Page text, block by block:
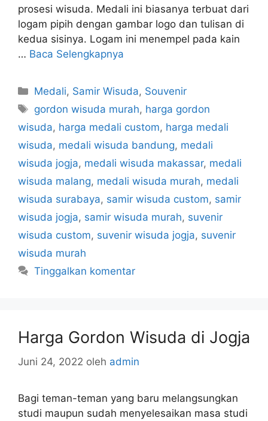
prosesi wisuda. Medali ini biasanya terbuat dari
logam pipih dengan gambar logo dan tulisan di
kedua sisinya. Logam ini menempel pada kain
… Baca Selengkapnya
Kategori
Medali, Samir Wisuda, Souvenir
Tag
gordon wisuda murah, harga gordon
wisuda, harga medali custom, harga medali
wisuda, medali wisuda bandung, medali
wisuda jogja, medali wisuda makassar, medali
wisuda malang, medali wisuda murah, medali
wisuda surabaya, samir wisuda custom, samir
wisuda jogja, samir wisuda murah, suvenir
wisuda custom, suvenir wisuda jogja, suvenir
wisuda murah
Tinggalkan komentar
Harga Gordon Wisuda di Jogja
Juni 24, 2022 oleh admin
Bagi teman-teman yang baru melangsungkan
studi maupun sudah menyelesaikan masa studi